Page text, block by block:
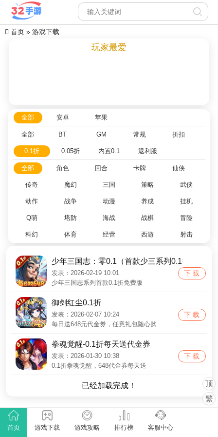
首页 » 游戏下载
玩家最爱
全部 安卓 苹果
全部 BT GM 常规 折扣
0.1折 0.05折 内置0.1 返利服
全部 角色 回合 卡牌 仙侠
传奇 魔幻 三国 策略 武侠
动作 战争 动漫 养成 挂机
Q萌 塔防 海战 战棋 冒险
科幻 体育 经营 西游 射击
少年三国志：零0.1（首款少三系列0.1折）
发表：2026-02-19 10:01
少年三国志系列首款0.1折免费版
下 载
御剑红尘0.1折
发表：2026-02-07 10:24
每日送648元代金券，任意礼包随心购
下 载
拳魂觉醒-0.1折每天送代金券
发表：2026-01-30 10:38
0.1折拳魂觉醒，648代金券每天送
下 载
已经加载完成！
首页 游戏下载 游戏攻略 排行榜 客服中心
顶
繁